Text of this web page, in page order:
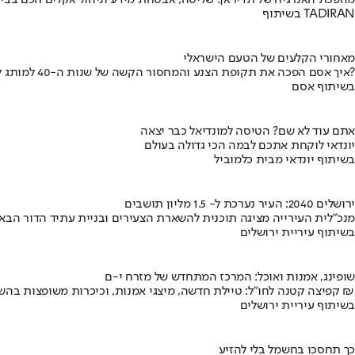
בשיתוף TADIRAN
מאחורי הקלעים של הטעם הישראלי
איך אסם הפכה את תקופת הצנע והמחסור הקשה של שנות ה-40 למותג לאומי?
בשיתוף אסם
אתם עוד לא שם? הטיסה למונדיאל כבר יצאה
יונדאי לוקחת אתכם לבמה הכי גדולה בעולם
בשיתוף יונדאי מבית כלמוביל
ירושלים 2040: העיר נערכת ל- 1.5 מליון תושבים
מנכ"לית העירייה מציגה תוכנית להשארת הצעירים ובניית עתיד הדור
בשיתוף עיריית ירושלים
שופינג, אמנות ואוכל: המרכז המתחדש של מזרח י-ם
קפיצה קטנה לחו"ל: טיילת חדשה, מיצגי אמנות, וכיכרות משופצות בהשקעה של 100 מיליון ₪
בשיתוף עיריית ירושלים
כך תחסכו בחשמל בלי להזיע